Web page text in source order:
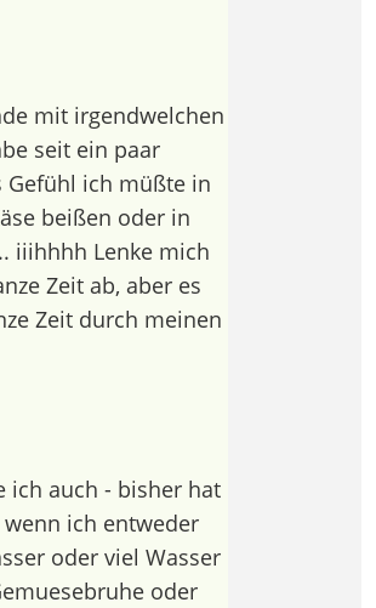
mit irgendwelchen
seit ein paar
Gefühl ich müßte in
beißen oder in
iiihhhh Lenke mich
Zeit ab, aber es
Zeit durch meinen
ich auch - bisher hat
ich entweder
oder viel Wasser
oder